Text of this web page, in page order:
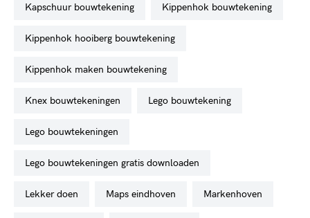
kapschuur bouwtekening kippenhok bouwtekening
kippenhok hooiberg bouwtekening
kippenhok maken bouwtekening
knex bouwtekeningen lego bouwtekening
lego bouwtekeningen
lego bouwtekeningen gratis downloaden
lekker doen maps eindhoven markenhoven